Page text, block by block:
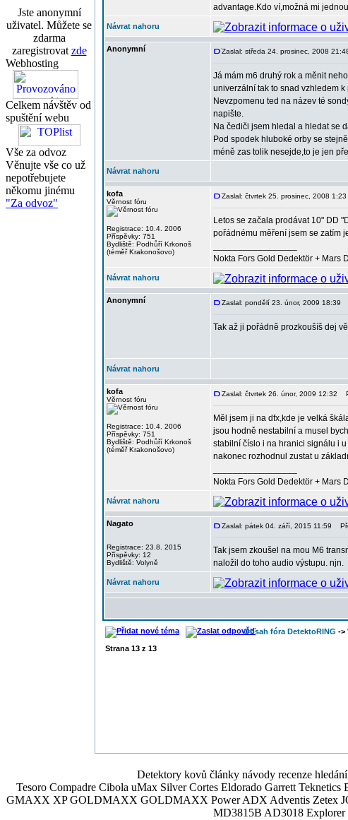
Jste anonymní
uživatel. Můžete se
zdarma
zaregistrovat zde
Webhosting
Celkem návštěv od
spuštění webu
Vše za odvoz
Věnujte vše co už
nepotřebujete
někomu jinému
"Za odvoz"
advantage.Kdo ví,možná mi
Návrat nahoru
Anonymní Zaslal: středa 24. prosinec, 2008
Já mám m6 druhý rok a měnit
univerzální tak to snad vzhledem
Nevzpomenu ted na název té
napište.
Na čediči jsem hledal a hledat se
Pod spodek hluboké orby se
méně zas tolik nesejde,to je jen
Návrat nahoru
kofa
Věrnost fóru
Registrace: 10.4. 2006
Příspěvky: 751
Bydliště: Podhůří Krkonoš
(téměř Krakonošovo)
Zaslal: čtvrtek 25. prosinec, 2008 1:23
Letos se začala prodávat 10" DD
pořádnému měření jsem se zatím
Nokta Fors Gold Dedektör + Mars
Návrat nahoru
Anonymní Zaslal: pondělí 23. únor, 2009 18:39
Tak až ji pořádně prozkoušíš dej
Návrat nahoru
kofa
Věrnost fóru
Registrace: 10.4. 2006
Příspěvky: 751
Bydliště: Podhůří Krkonoš
(téměř Krakonošovo)
Zaslal: čtvrtek 26. únor, 2009 12:32
Měl jsem ji na dfx,kde je velká
jsou hodně nestabilní a musel
stabilní číslo i na hranici signálu i
nakonec rozhodnul zustat u
Nokta Fors Gold Dedektör + Mars
Návrat nahoru
Nagato
Registrace: 23.8. 2015
Příspěvky: 12
Bydliště: Volyně
Zaslal: pátek 04. září, 2015 11:59
Tak jsem zkoušel na mou M6
naložil do toho audio výstupu. njn.
Návrat nahoru
Obsah fóra DetektoRING ->
Strana 13 z 13
Detektory kovů články návody recenze
Tesoro Compadre Cibola uMax Silver Cortes Eldorado Garrett
GMAXX XP GOLDMAXX GOLDMAXX Power ADX Adventis Zetex
MD3815B AD3018 Explorer